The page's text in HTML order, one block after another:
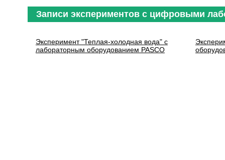
Записи экспериментов с цифровыми
Эксперимент "Теплая-холодная вода" с
лабораторным оборудованием PASCO